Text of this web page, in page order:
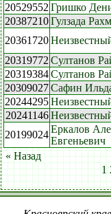
20529552 Гришко
20387210Гулзада
20361720
20319772 Султанов
20319384Султанов
20309027Сафин
20244295
20241146
20199024Еркалов
Евгеньевич
« Назад
1